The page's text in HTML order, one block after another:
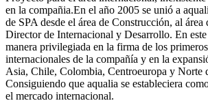
en la compañia.En el año 2005 se unió a
de SPA desde el área de Construcción, al
Director de Internacional y Desarrollo. En
manera privilegiada en la firma de los
internacionales de la compañía y en la
Asia, Chile, Colombia, Centroeuropa y Norte
Consiguiendo que aqualia se estableciera
el mercado internacional.